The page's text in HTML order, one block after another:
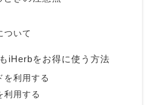
ついて
iHerbをお得に使う方法
を利用する
利用する